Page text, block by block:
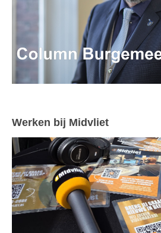
Werken bij Midvliet